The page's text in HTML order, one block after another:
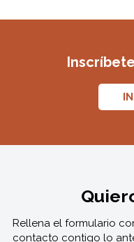
Rellena el formulario
contacto contigo lo